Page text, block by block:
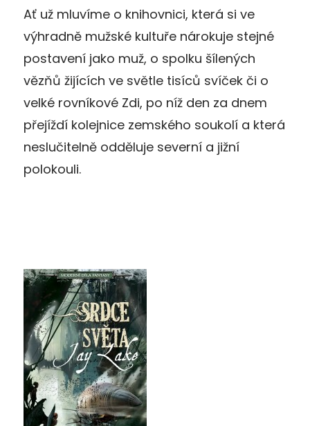
Ať už mluvíme o knihovnici, která si ve
výhradně mužské kultuře nárokuje stejné
postavení jako muž, o spolku šílených
vězňů žijících ve světle tisíců svíček či o
velké rovníkové Zdi, po níž den za dnem
přejíždí kolejnice zemského soukolí a která
neslučitelně odděluje severní a jižní
polokouli.